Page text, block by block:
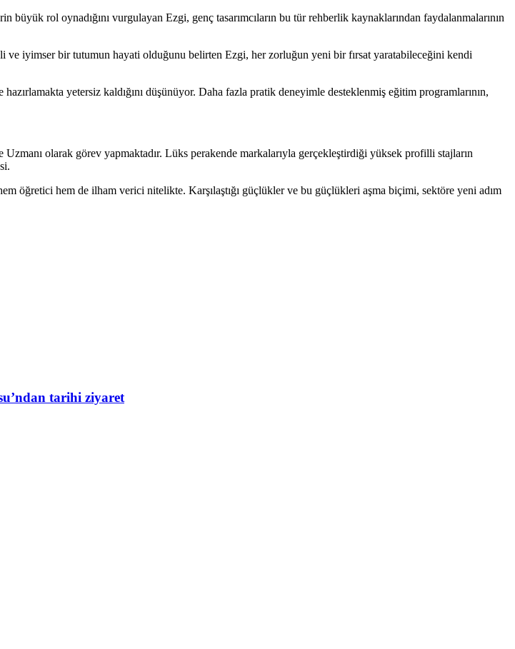
büyük rol oynadığını vurgulayan Ezgi, genç tasarımcıların bu tür rehberlik kaynaklarından faydalanmalarının
ve iyimser bir tutumun hayati olduğunu belirten Ezgi, her zorluğun yeni bir fırsat yaratabileceğini kendi
yetersiz kaldığını düşünüyor. Daha fazla pratik deneyimle desteklenmiş eğitim programlarının,
olarak görev yapmaktadır. Lüks perakende markalarıyla gerçekleştirdiği yüksek profilli stajların
öğretici hem de ilham verici nitelikte. Karşılaştığı güçlükler ve bu güçlükleri aşma biçimi, sektöre yeni adım
tarihi ziyaret